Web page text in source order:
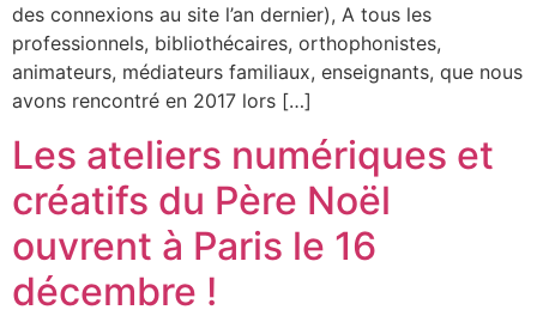
des connexions au site l’an dernier), A tous les
professionnels, bibliothécaires, orthophonistes,
animateurs, médiateurs familiaux, enseignants, que nous
avons rencontré en 2017 lors […]
Les ateliers numériques et
créatifs du Père Noël
ouvrent à Paris le 16
décembre !